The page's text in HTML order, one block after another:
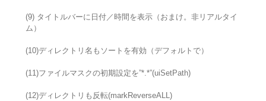
(9) タイトルバーに日付／時間を表示（おまけ。非リアルタイ
ム）
(10)ディレクトリ名もソートを有効（デフォルトで）
(11)ファイルマスクの初期設定を”*.*”(uiSetPath)
(12)ディレクトリも反転(markReverseALL)